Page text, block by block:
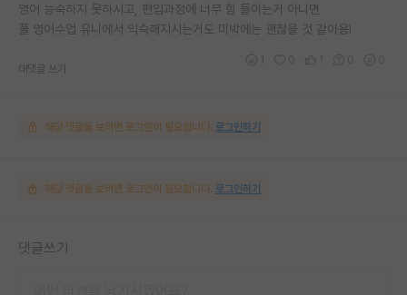
영어 능숙하지 못하시고, 편입과정에 너무 힘 들이는거 아니면
풀 영어수업 유니에서 익숙해지시는거도 미박에는 괜찮을 것 같아용!
대댓글 쓰기
해당 댓글을 보려면 로그인이 필요합니다. 로그인하기
해당 댓글을 보려면 로그인이 필요합니다. 로그인하기
댓글쓰기